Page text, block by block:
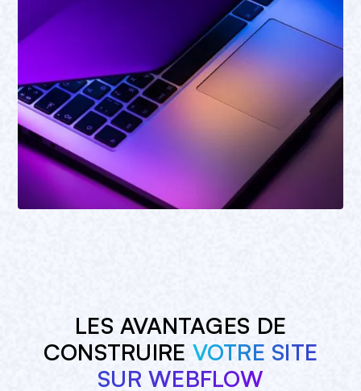
LES AVANTAGES DE
CONSTRUIRE VOTRE SITE
SUR WEBFLOW